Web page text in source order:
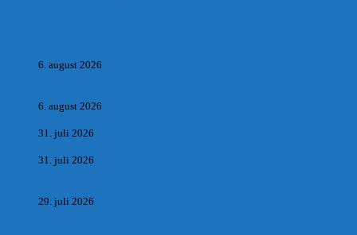
6. august 2026
6. august 2026
31. juli 2026
31. juli 2026
29. juli 2026